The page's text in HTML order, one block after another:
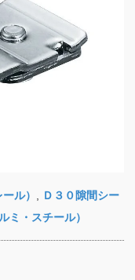
ル）
Ｄ３０隙間シー
ミ・スチール）